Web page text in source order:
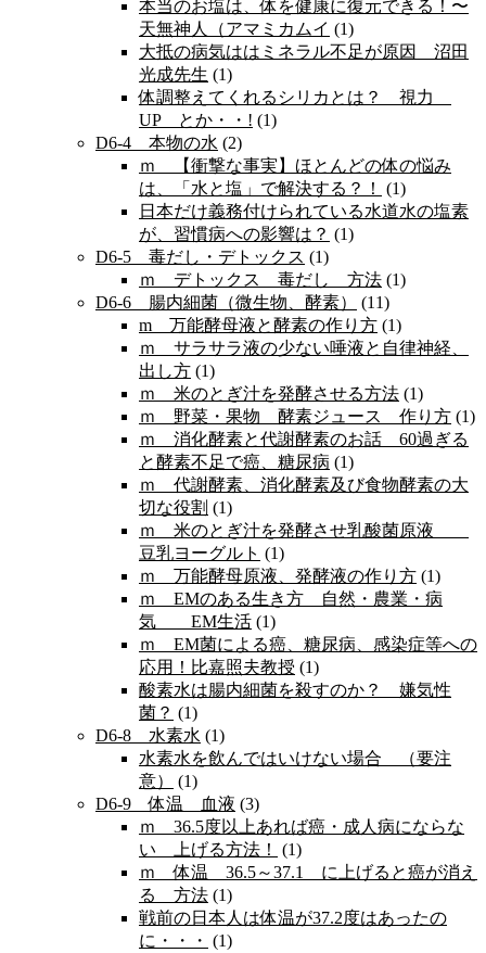
本当のお塩は、体を健康に復元できる！〜
天無神人（アマミカムイ (1)
大抵の病気ははミネラル不足が原因 沼田
光成先生 (1)
体調整えてくれるシリカとは？ 視力
UP とか・・! (1)
D6-4 本物の水 (2)
ｍ 【衝撃な事実】ほとんどの体の悩み
は、「水と塩」で解決する？！
(1)
日本だけ義務付けられている水道水の塩素
が、習慣病への影響は？ (1)
D6-5 毒だし・デトックス (1)
ｍ デトックス 毒だし 方法 (1)
D6-6 腸内細菌（微生物、酵素）
(11)
m 万能酵母液と酵素の作り方 (1)
ｍ サラサラ液の少ない唾液と自律神経、
出し方 (1)
ｍ 米のとぎ汁を発酵させる方法 (1)
ｍ 野菜・果物 酵素ジュース 作り方 (1)
ｍ 消化酵素と代謝酵素のお話 60過ぎる
と酵素不足で癌、糖尿病 (1)
ｍ 代謝酵素、消化酵素及び食物酵素の大
切な役割 (1)
ｍ 米のとぎ汁を発酵させ乳酸菌原液
豆乳ヨーグルト (1)
ｍ 万能酵母原液、発酵液の作り方 (1)
ｍ EMのある生き方 自然・農業・病
気 EM生活 (1)
ｍ EM菌による癌、糖尿病、感染症等への
応用！比嘉照夫教授 (1)
酸素水は腸内細菌を殺すのか？ 嫌気性
菌？ (1)
D6-8 水素水 (1)
水素水を飲んではいけない場合 （要注
意）
(1)
D6-9 体温 血液 (3)
ｍ 36.5度以上あれば癌・成人病にならな
い 上げる方法！
(1)
ｍ 体温 36.5～37.1 に上げると癌が消え
る 方法 (1)
戦前の日本人は体温が37.2度はあったの
に・・・ (1)